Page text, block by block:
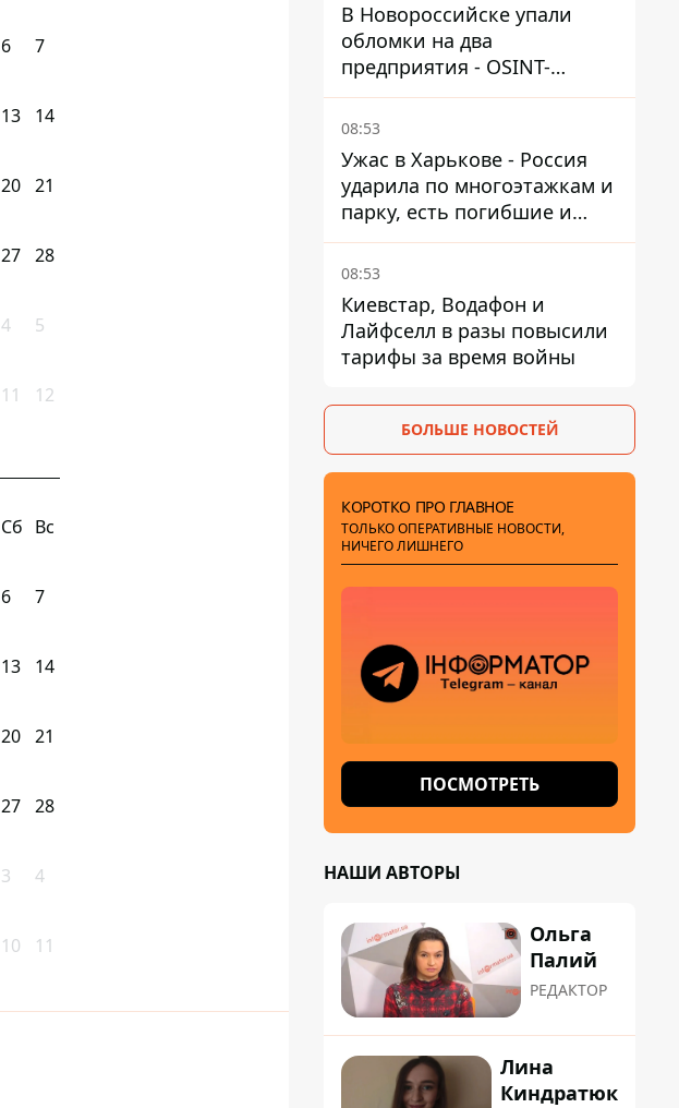
6 7
13 14
20 21
27 28
4 5
11 12
Сб Вс
6 7
13 14
20 21
27 28
3 4
10 11
В Новороссийске упали
обломки на два
предприятия - OSINT-
каналы предполагают удар
по порту
08:53
Ужас в Харькове - Россия
ударила по многоэтажкам и
парку, есть погибшие и
раненые
08:53
Киевстар, Водафон и
Лайфселл в разы повысили
тарифы за время войны
БОЛЬШЕ НОВОСТЕЙ
КОРОТКО ПРО ГЛАВНОЕ
ТОЛЬКО ОПЕРАТИВНЫЕ НОВОСТИ,
НИЧЕГО ЛИШНЕГО
ПОСМОТРЕТЬ
НАШИ АВТОРЫ
Ольга
Палий
РЕДАКТОР
Лина
Киндратюк